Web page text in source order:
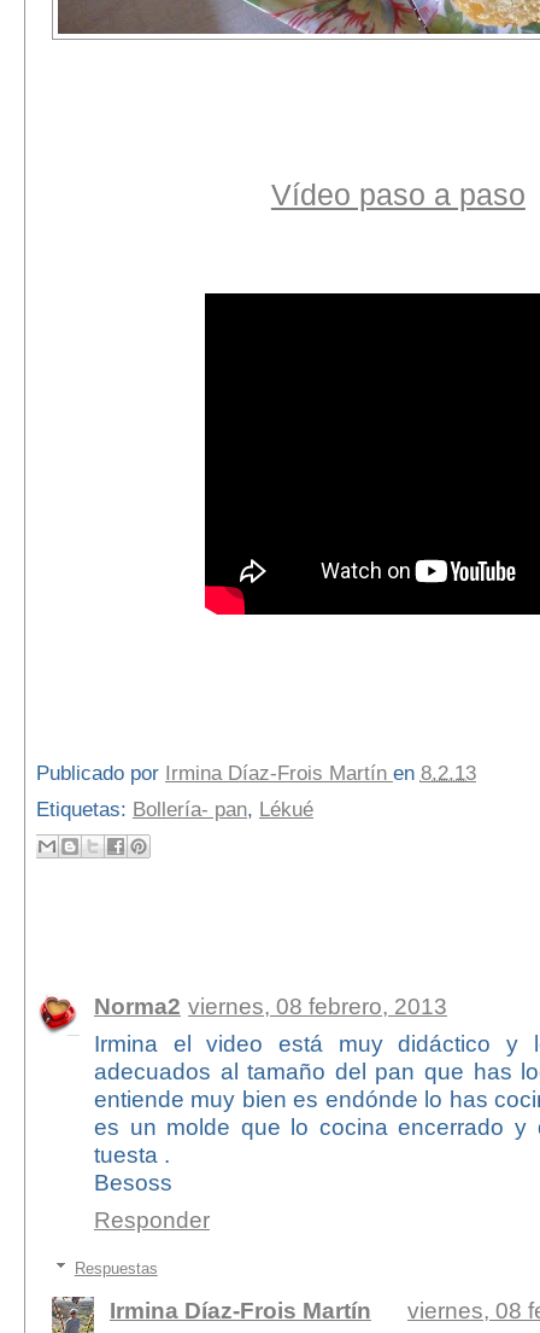
Vídeo paso a paso
Publicado por Irmina Díaz-Frois Martín en 8.2.13
Etiquetas: Bollería- pan, Lékué
Norma2 viernes, 08 febrero, 2013
Irmina el video está muy didáctico y
adecuados al tamaño del pan que has
entiende muy bien es endónde lo has
es un molde que lo cocina encerrado
tuesta .
Besoss
Responder
Respuestas
Irmina Díaz-Frois Martín
viernes, 08